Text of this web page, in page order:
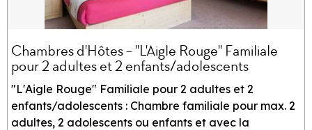
Chambres d'Hôtes - "L'Aigle Rouge" Familiale
pour 2 adultes et 2 enfants/adolescents
"L'Aigle Rouge" Familiale pour 2 adultes et 2
enfants/adolescents : Chambre familiale pour max. 2
adultes, 2 adolescents ou enfants et avec la